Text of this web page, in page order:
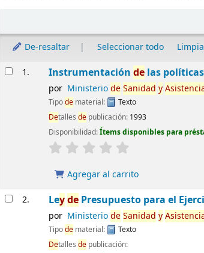
De-resaltar Seleccionar todo
Resultados
1. Instrumentaciónde las
por Ministeriode Sanidad y
Tipode material:
Texto
Detallesde publicación: 1993
Disponibilidad:Ítems disponibles para
Agregar al carrito
2. Leyde Presupuesto para el
por Ministeriode Sanidad y
Tipode material:
Texto
Detallesde publicación: